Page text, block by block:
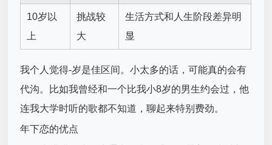
10岁以
上
挑战较
大
生活方式和人生阶段差异明
显
我个人觉得-岁是佳区间。小太多的话，可能真的会有
代沟。比如我曾经和一个比我小8岁的男生约会过，他
连我大学时听的歌都不知道，聊起来特别费劲。
年下恋的优点